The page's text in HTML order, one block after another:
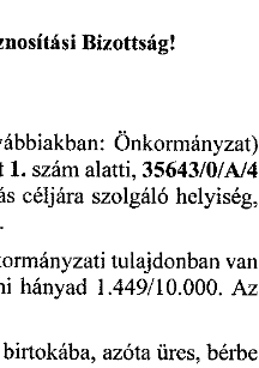
Bizottság!
Önkormányzat)
szám alatti, 35643/0/A/4
céljára szolgáló helyiség,
tulajdonban van
hányad 1.449/10.000.
Az
birtokába, azóta üres, bérbe